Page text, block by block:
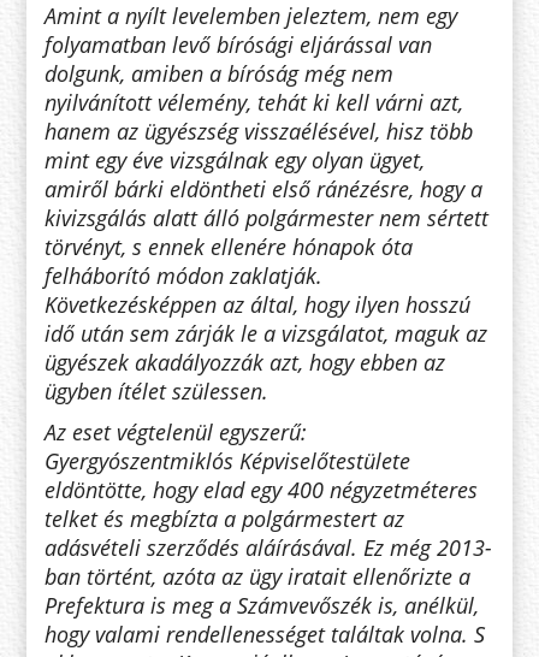
Amint a nyílt levelemben jeleztem, nem egy
folyamatban levő bírósági eljárással van
dolgunk, amiben a bíróság még nem
nyilvánított vélemény, tehát ki kell várni azt,
hanem az ügyészség visszaélésével, hisz több
mint egy éve vizsgálnak egy olyan ügyet,
amiről bárki eldöntheti első ránézésre, hogy a
kivizsgálás alatt álló polgármester nem sértett
törvényt, s ennek ellenére hónapok óta
felháborító módon zaklatják.
Következésképpen az által, hogy ilyen hosszú
idő után sem zárják le a vizsgálatot, maguk az
ügyészek akadályozzák azt, hogy ebben az
ügyben ítélet szülessen.
Az eset végtelenül egyszerű:
Gyergyószentmiklós Képviselőtestülete
eldöntötte, hogy elad egy 400 négyzetméteres
telket és megbízta a polgármestert az
adásvételi szerződés aláírásával. Ez még 2013-
ban történt, azóta az ügy iratait ellenőrizte a
Prefektura is meg a Számvevőszék is, anélkül,
hogy valami rendellenességet találtak volna. S